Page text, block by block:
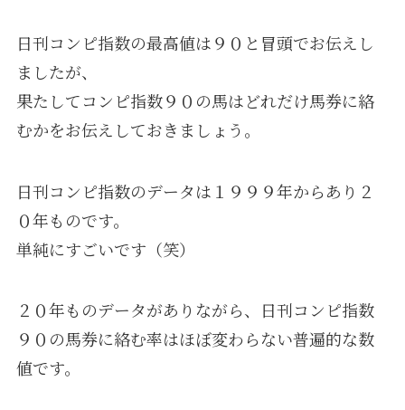
日刊コンピ指数の最高値は９０と冒頭でお伝えし
ましたが、
果たしてコンピ指数９０の馬はどれだけ馬券に絡
むかをお伝えしておきましょう。
日刊コンピ指数のデータは１９９９年からあり２
０年ものです。
単純にすごいです（笑）
２０年ものデータがありながら、日刊コンピ指数
９０の馬券に絡む率はほぼ変わらない普遍的な数
値です。